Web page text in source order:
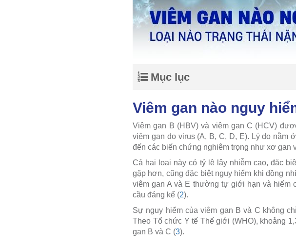
Mục lục
Viêm gan nào nguy
Viêm gan B (HBV) và viêm gan C (HCV)
viêm gan do virus (A, B, C, D, E). Lý do nằm
đến các biến chứng nghiêm trọng như xơ gan
Cả hai loại này có tỷ lệ lây nhiễm cao, đặc
gặp hơn, cũng đặc biệt nguy hiểm khi đồng
viêm gan A và E thường tự giới hạn và hiếm
cầu đáng kể (2).
Sự nguy hiểm của viêm gan B và C không
Theo Tổ chức Y tế Thế giới (WHO), khoảng
gan B và C (3).